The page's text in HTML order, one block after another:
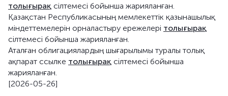
толығырақ сілтемесі бойынша жарияланған.
Қазақстан Республикасының мемлекеттік қазынашылық
міндеттемелерін орналастыру ережелері толығырақ
сілтемесі бойынша жарияланған.
Аталған облигациялардың шығарылымы туралы толық
ақпарат ссылке толығырақ сілтемесі бойынша
жарияланған.
[2026-05-26]